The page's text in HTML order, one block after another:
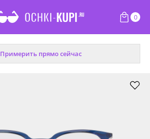
0
Примерить прямо сейчас